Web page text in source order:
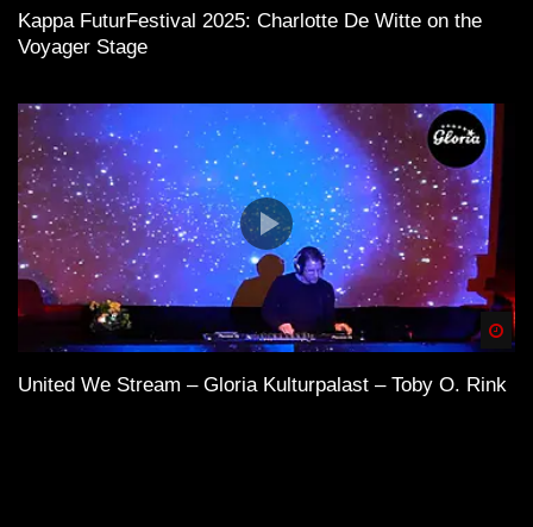
Kappa FuturFestival 2025: Charlotte De Witte on the
Voyager Stage
United We Stream – Gloria Kulturpalast – Toby O. Rink